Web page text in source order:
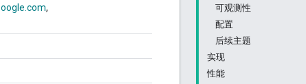
可观测性
配置
后续主题
实现
性能